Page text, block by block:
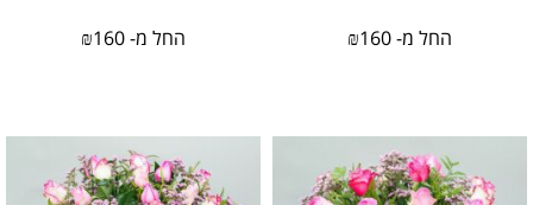
החל מ- ₪160 החל מ- ₪160